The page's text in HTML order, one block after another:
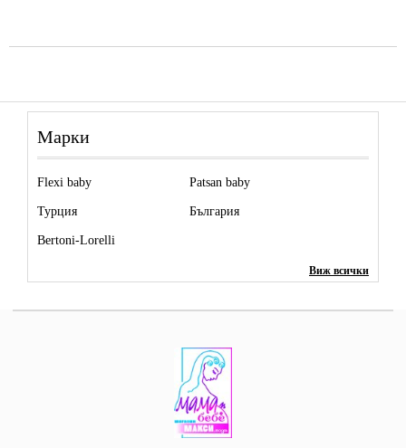
Марки
Flexi baby Patsan baby
Турция България
Bertoni-Lorelli
Виж всички